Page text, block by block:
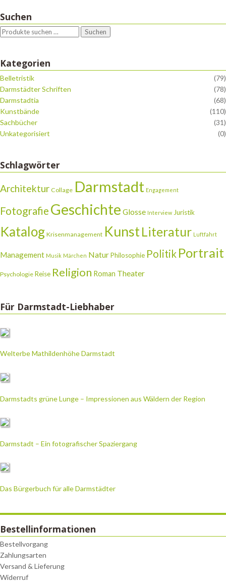
Suchen
Suchen
Kategorien
Belletristik
(79)
Darmstädter Schriften
(78)
Darmstadtia
(68)
Kunstbände
(110)
Sachbücher
(31)
Unkategorisiert
(0)
Schlagwörter
Architektur Collage Darmstadt Engagement
Fotografie Geschichte Glosse Interview Juristik
Katalog Krisenmanagement KunstLiteratur Luftfahrt
Management Musik Märchen NaturPhilosophie Politik Portrait
Psychologie Reise Religion Roman Theater
Für Darmstadt-Liebhaber
Welterbe Mathildenhöhe Darmstadt
Darmstadts grüne Lunge – Impressionen aus Wäldern der Region
Darmstadt – Ein fotografischer Spaziergang
Das Bürgerbuch für alle Darmstädter
Bestellinformationen
Bestellvorgang
Zahlungsarten
Versand & Lieferung
Widerruf